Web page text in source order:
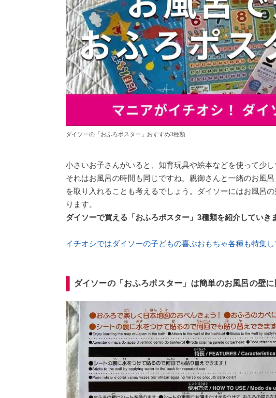
ダイソーの「おふろポスター」おすすめ3種類
小さいお子さんがいると、知育玩具や絵本などを使って少
それはお風呂の時間も同じですね。親御さんと一緒のお風
を取り入れることも考えるでしょう。ダイソーにはお風呂
ります。
ダイソーで買える「おふろポスター」3種類を紹介していき
イチオシではダイソーの子どもの喜ぶおもちゃ各種も特集し
ダイソーの「おふろポスター」は簡単のお風呂の壁に